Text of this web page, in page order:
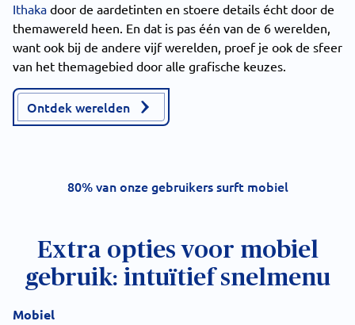
Ithaka door de aardetinten en stoere details écht door de
themawereld heen. En dat is pas één van de 6 werelden,
want ook bij de andere vijf werelden, proef je ook de sfeer
van het themagebied door alle grafische keuzes.
Ontdek werelden
80% van onze gebruikers surft mobiel
Extra opties voor mobiel
gebruik: intuïtief snelmenu
Mobiel